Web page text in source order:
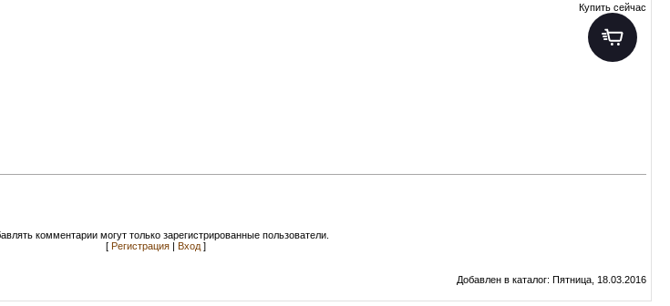
Купить сейчас
комментарии могут только зарегистрированные пользователи.
[ Регистрация | Вход ]
Добавлен в каталог: Пятница, 18.03.2016